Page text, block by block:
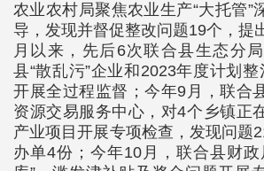
农业农村局聚焦农业生产“大托管”
导，发现并督促整改问题19个，提
月以来，先后6次联合县生态分
县“散乱污”企业和2023年度计划
开展全过程监督；今年9月，联合
资源交易服务中心，对4个乡镇正
产业项目开展专项检查，发现问题
办单4份；今年10月，联合县财政